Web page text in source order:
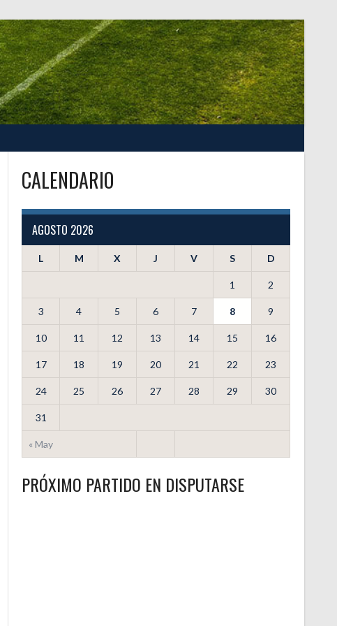
CALENDARIO
AGOSTO 2026
L M X J V S D
« May
1 2
3 4 5 6 7 8 9
10 11 12 13 14 15 16
17 18 19 20 21 22 23
24 25 26 27 28 29 30
31
PRÓXIMO PARTIDO EN DISPUTARSE